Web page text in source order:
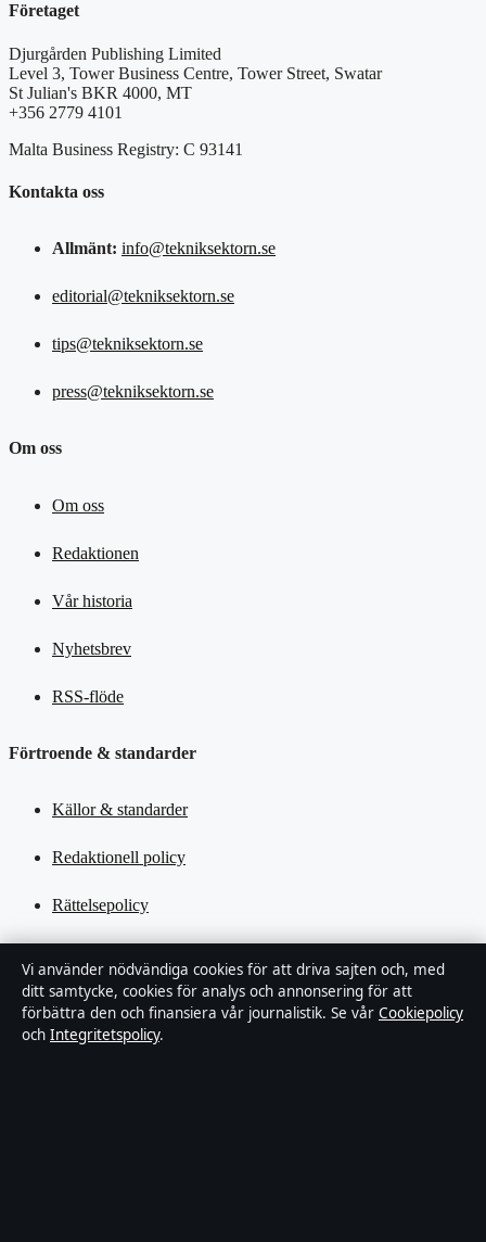
Företaget
Djurgården Publishing Limited
Level 3, Tower Business Centre, Tower Street, Swatar
St Julian's BKR 4000, MT
+356 2779 4101
Malta Business Registry: C 93141
Kontakta oss
Allmänt: info@tekniksektorn.se
editorial@tekniksektorn.se
tips@tekniksektorn.se
press@tekniksektorn.se
Om oss
Om oss
Redaktionen
Vår historia
Nyhetsbrev
RSS-flöde
Förtroende & standarder
Källor & standarder
Redaktionell policy
Rättelsepolicy
Kändisar & integritet
Integritetspolicy
Vi använder nödvändiga cookies för att driva sajten och, med
ditt samtycke, cookies för analys och annonsering för att
förbättra den och finansiera vår journalistik. Se vår Cookiepolicy
och Integritetspolicy.